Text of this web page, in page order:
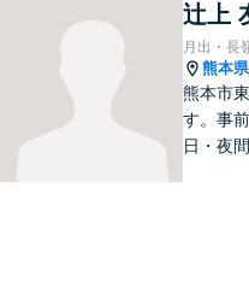
の方の
幅広く
ます。
い。
辻上
月出・長
熊本県
熊本市
す。事
日・夜